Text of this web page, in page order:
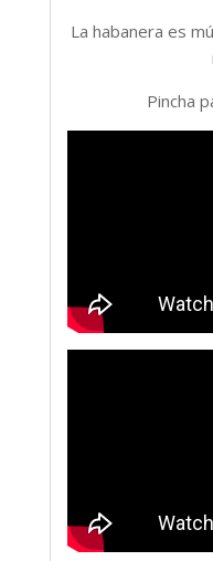
La habanera es
Pincha